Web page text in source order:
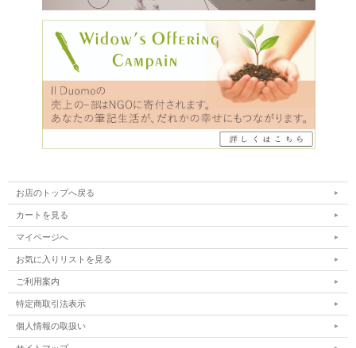
お店のトップへ戻る
カートを見る
マイページへ
お気に入りリストを見る
ご利用案内
特定商取引法表示
個人情報の取扱い